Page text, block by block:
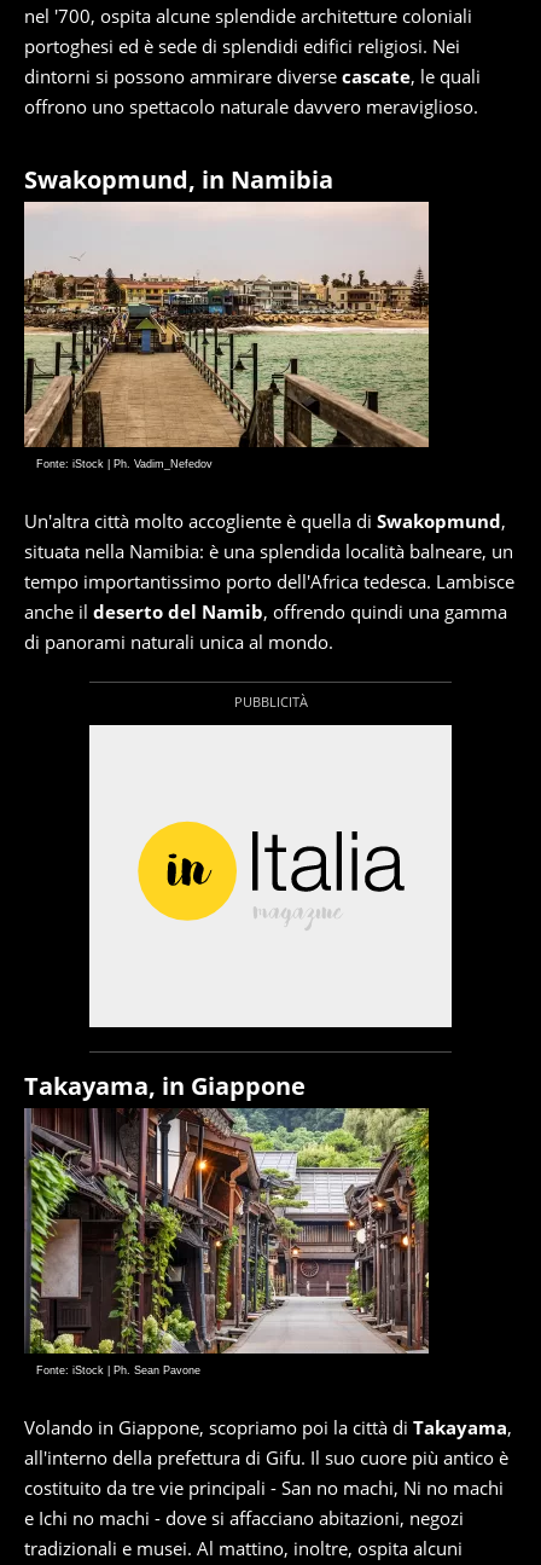
nel '700, ospita alcune splendide architetture coloniali
portoghesi ed è sede di splendidi edifici religiosi. Nei
dintorni si possono ammirare diverse cascate, le quali
offrono uno spettacolo naturale davvero meraviglioso.
Swakopmund, in Namibia
Fonte: iStock | Ph. Vadim_Nefedov
Un'altra città molto accogliente è quella di Swakopmund,
situata nella Namibia: è una splendida località balneare, un
tempo importantissimo porto dell'Africa tedesca. Lambisce
anche il deserto del Namib, offrendo quindi una gamma
di panorami naturali unica al mondo.
Takayama, in Giappone
Fonte: iStock | Ph. Sean Pavone
Volando in Giappone, scopriamo poi la città di Takayama,
all'interno della prefettura di Gifu. Il suo cuore più antico è
costituito da tre vie principali - San no machi, Ni no machi
e Ichi no machi - dove si affacciano abitazioni, negozi
tradizionali e musei. Al mattino, inoltre, ospita alcuni